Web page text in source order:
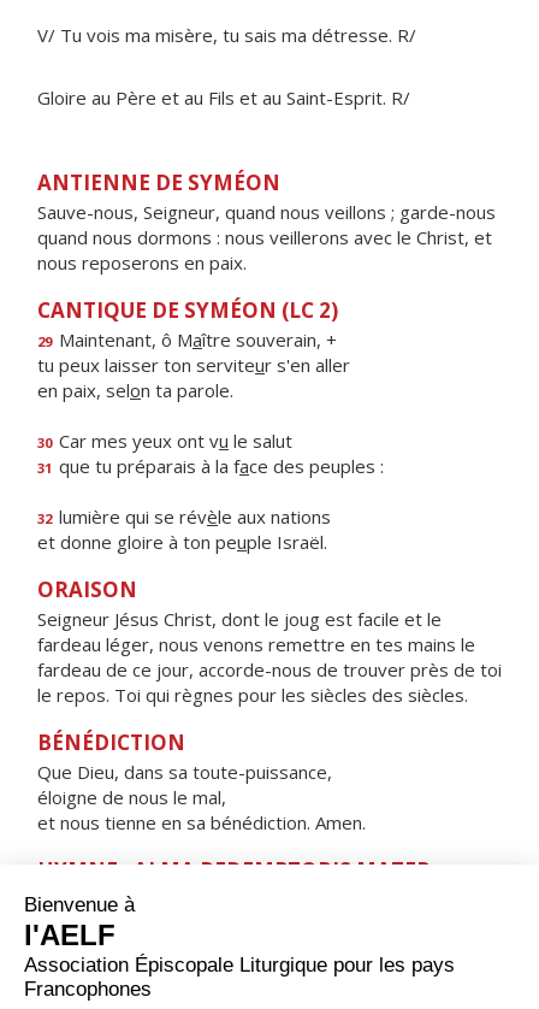
V/ Tu vois ma misère, tu sais ma détresse. R/
Gloire au Père et au Fils et au Saint-Esprit. R/
ANTIENNE DE SYMÉON
Sauve-nous, Seigneur, quand nous veillons ; garde-nous
quand nous dormons : nous veillerons avec le Christ, et
nous reposerons en paix.
CANTIQUE DE SYMÉON (LC 2)
29 Maintenant, ô Maître souverain, +
tu peux laisser ton serviteur s'en aller
en paix, selon ta parole.
30 Car mes yeux ont vu le salut
31 que tu préparais à la face des peuples :
32 lumière qui se révèle aux nations
et donne gloire à ton peuple Israël.
ORAISON
Seigneur Jésus Christ, dont le joug est facile et le
fardeau léger, nous venons remettre en tes mains le
fardeau de ce jour, accorde-nous de trouver près de toi
le repos. Toi qui règnes pour les siècles des siècles.
BÉNÉDICTION
Que Dieu, dans sa toute-puissance,
éloigne de nous le mal,
et nous tienne en sa bénédiction. Amen.
HYMNE : ALMA REDEMPTORIS MATER,
Alma Redemptoris Mater,
quæ pervia cæli porta manes, et stella maris,
succurre cadenti, surgere qui curat, populo :
tu quæ genuisti, natura mirante,
tuum sanctum Genitorem,